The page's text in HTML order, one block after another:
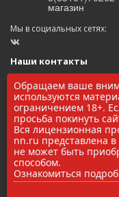
магазин
Мы в социальных сетях:
Наши контакты
ООО «БЕКАС»
ОГРН: 1145248000017
ИНН/КПП: 5248037037 /
8(83161)76262
zakaz@bekas-nn.ru
606524, Нижегородская
Обращаем ваше
используются
ограничением 18+.
просьба покинуть
Вся лицензионная
nn.ru представлена
не может быть
способом.
Ознакомиться